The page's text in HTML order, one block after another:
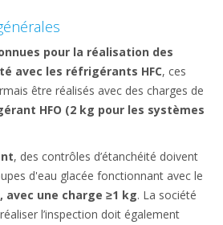
pour la réalisation des
avec les réfrigérants HFC, ces
être réalisés avec des charges de
HFO (2 kg pour les systèmes
, des contrôles d’étanchéité doivent
d'eau glacée fonctionnant avec le
avec une charge ≥1 kg. La société
l’inspection doit également